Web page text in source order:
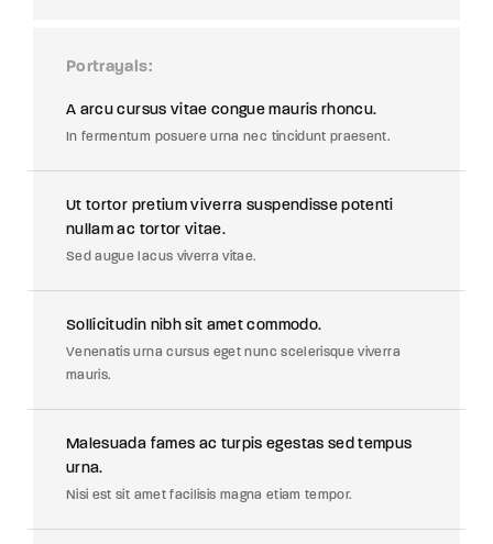
Portrayals
A arcu cursus vitae congue mauris rhoncu.
In fermentum posuere urna nec tincidunt praesent.
Ut tortor pretium viverra suspendisse potenti
nullam ac tortor vitae.
Sed augue lacus viverra vitae.
Sollicitudin nibh sit amet commodo.
Venenatis urna cursus eget nunc scelerisque viverra
mauris.
Malesuada fames ac turpis egestas sed tempus
urna.
Nisi est sit amet facilisis magna etiam tempor.